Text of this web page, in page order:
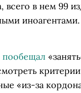
в нем 99
пообещал
«из-за